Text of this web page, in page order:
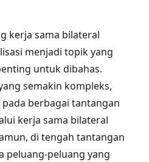
kerja sama bilateral
menjadi topik yang
untuk dibahas.
semakin kompleks,
berbagai tantangan
kerja sama bilateral
di tengah tantangan
peluang-peluang yang